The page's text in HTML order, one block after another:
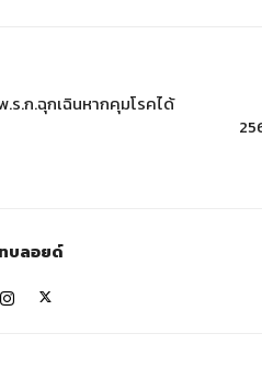
ร.ก.ฉุกเฉินหากคุมโรคได้
บลอยด์